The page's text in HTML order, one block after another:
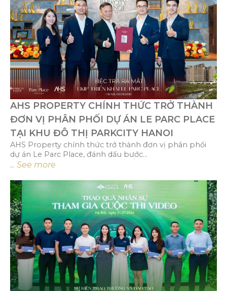
AHS PROPERTY CHÍNH THỨC TRỞ THÀNH
ĐƠN VỊ PHÂN PHỐI DỰ ÁN LE PARC PLACE
TẠI KHU ĐÔ THỊ PARKCITY HANOI
AHS Property chính thức trở thành đơn vị phân phối
dự án Le Parc Place, đánh dấu bước...
... See more